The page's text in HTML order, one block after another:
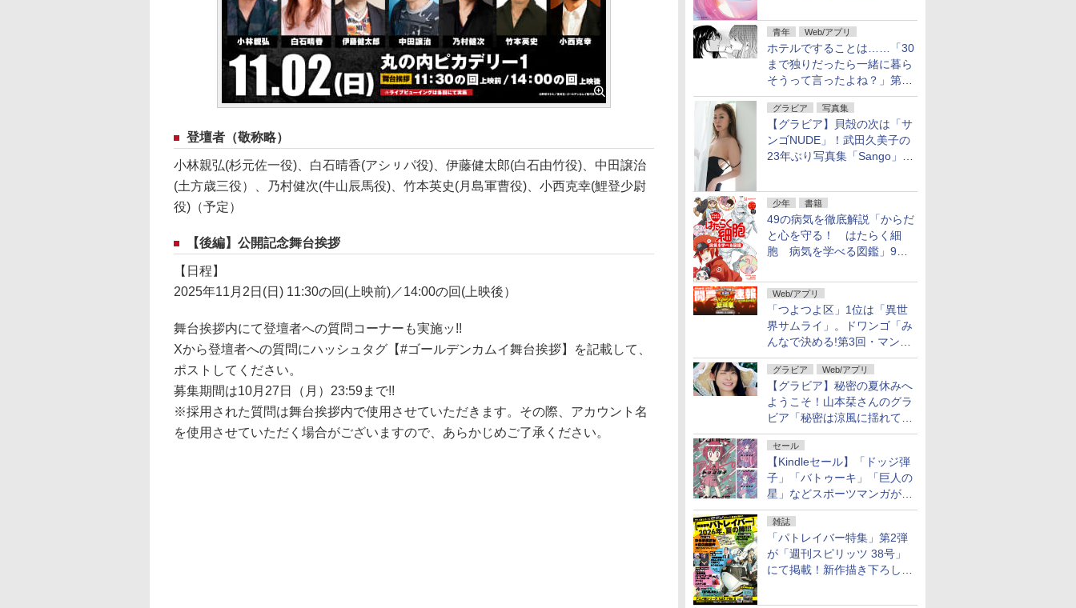
青年 Web/アプリ
ホテルですることは……「30
まで独りだったら一緒に暮ら
そうって言ったよね？」第8
話が無料公開。一緒にお風
呂！
グラビア 写真集
【グラビア】貝殻の次は「サ
ンゴNUDE」！武田久美子の
23年ぶり写真集「Sango」を
少年 書籍
49の病気を徹底解説「からだ
と心を守る！ はたらく細
胞 病気を学べる図鑑」9月
Web/アプリ
「つよつよ区」1位は「異世
界サムライ」。ドワンゴ「み
んなで決める!第3回・マンガ
総選挙」の一般投票結果を発
表グラビア Web/アプリ
【グラビア】秘密の夏休みへ
ようこそ！山本栞さんのグラ
ビア「秘密は涼風に揺れて」
がヤングアニマルWebで公開
セール
【Kindleセール】「ドッジ弾
子」「バトゥーキ」「巨人の
星」などスポーツマンガが実
質半額！「Amazonマンガ毎
週末セール」で50％ポイント
還元！
雑誌
「パトレイバー特集」第2弾
が「週刊スピリッツ 38号」
にて掲載！新作描き下ろし読
登壇者（敬称略）
小林親弘(杉元佐一役)、白石晴香(アシㇼパ役)、伊藤健太郎(白石由竹役)、中田譲治
(土方歳三役）、乃村健次(牛山辰馬役)、竹本英史(月島軍曹役)、小西克幸(鯉登少尉
役)（予定）
【後編】公開記念舞台挨拶
【日程】
2025年11月2日(日) 11:30の回(上映前)／14:00の回(上映後）
舞台挨拶内にて登壇者への質問コーナーも実施ッ!!
Xから登壇者への質問にハッシュタグ【#ゴールデンカムイ舞台挨拶】を記載して、
ポストしてください。
募集期間は10月27日（月）23:59まで!!
※採用された質問は舞台挨拶内で使用させていただきます。その際、アカウント名
を使用させていただく場合がございますので、あらかじめご了承ください。